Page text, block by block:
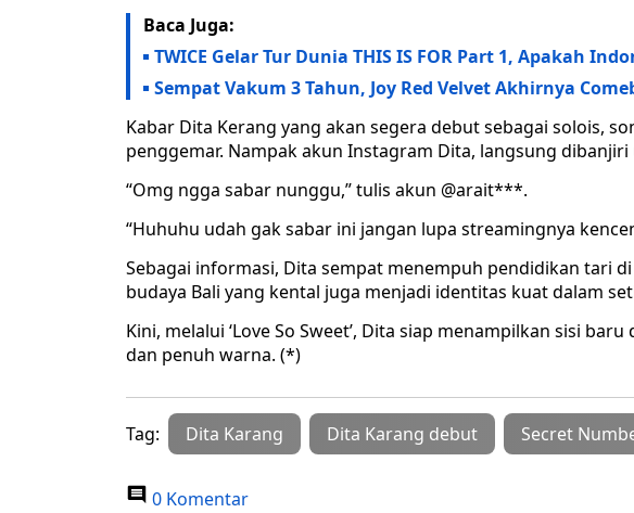
Baca Juga:
TWICE Gelar Tur Dunia THIS IS FOR Part 1, Apakah
Sempat Vakum 3 Tahun, Joy Red Velvet Akhirnya
Kabar Dita Kerang yang akan segera debut sebagai solois,
penggemar. Nampak akun Instagram Dita, langsung dibanjiri
“Omg ngga sabar nunggu,” tulis akun @arait***.
“Huhuhu udah gak sabar ini jangan lupa streamingnya
Sebagai informasi, Dita sempat menempuh pendidikan tari
budaya Bali yang kental juga menjadi identitas kuat dalam
Kini, melalui ‘Love So Sweet’, Dita siap menampilkan sisi
dan penuh warna. (*)
Tag: Dita Karang Dita Karang debut Secret
0 Komentar